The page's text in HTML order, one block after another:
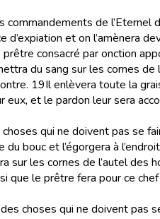
de
et on l’amènera
prêtre consacré par onction
du sang sur les cornes de
19Il enlèvera toute la
eux, et le pardon leur sera
qui ne doivent pas se
bouc et l’égorgera à
les cornes de l’autel des
que le prêtre fera pour ce
choses qui ne doivent pas